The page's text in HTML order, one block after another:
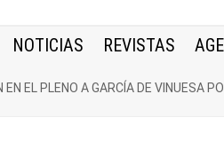
NOTICIAS REVISTAS
EN EL PLENO A GARCÍA DE VINUESA